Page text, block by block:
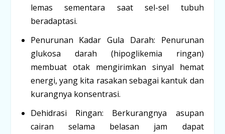
lemas sementara saat sel-sel tubuh
beradaptasi.
Penurunan Kadar Gula Darah: Penurunan
glukosa darah (hipoglikemia ringan)
membuat otak mengirimkan sinyal hemat
energi, yang kita rasakan sebagai kantuk dan
kurangnya konsentrasi.
Dehidrasi Ringan: Berkurangnya asupan
cairan selama belasan jam dapat